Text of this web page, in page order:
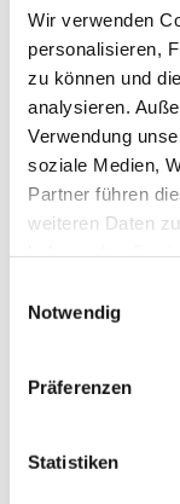
Wir verwenden
personalisieren,
zu können und
analysieren.
Verwendung
soziale Medien,
Partner führen
weiteren Daten
Notwendig
Präferenzen
Statistiken